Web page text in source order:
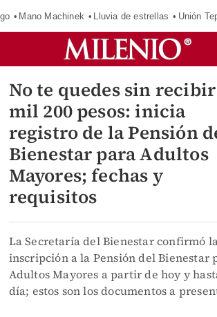
Mano Machinek Lluvia de estrellas Unión
No te quedes sin
mil 200 pesos: inicia
registro de la Pensión
Bienestar para Adultos
Mayores; fechas y
requisitos
La Secretaría del Bienestar confirmó
inscripción a la Pensión del Bienestar
Adultos Mayores a partir de hoy y
día; estos son los documentos a